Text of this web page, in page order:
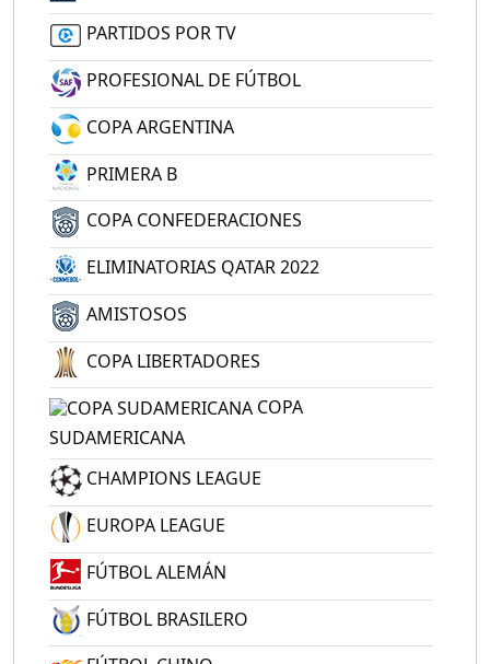
PARTIDOS POR TV
PROFESIONAL DE FÚTBOL
COPA ARGENTINA
PRIMERA B
COPA CONFEDERACIONES
ELIMINATORIAS QATAR 2022
AMISTOSOS
COPA LIBERTADORES
COPA
SUDAMERICANA
CHAMPIONS LEAGUE
EUROPA LEAGUE
FÚTBOL ALEMÁN
FÚTBOL BRASILERO